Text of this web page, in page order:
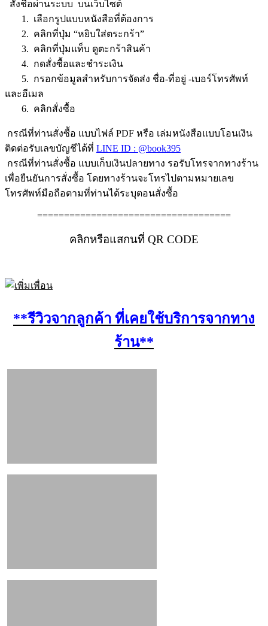
สั่งชื้อผ่านระบบ บนเว็บไซต์
1. เลือกรูปแบบหนังสือที่ต้องการ
2. คลิกที่ปุ่ม “หยิบใส่ตระกร้า”
3. คลิกที่ปุ่มแท็บ ดูตะกร้าสินค้า
4. กดสั่งซื้อและชำระเงิน
5. กรอกข้อมูลสำหรับการจัดส่ง ชื่อ-ที่อยู่ -เบอร์โทรศัพท์
และอีเมล
6. คลิกสั่งซื้อ
กรณีที่ท่านสั่งซื้อ แบบไฟล์ PDF หรือ เล่มหนังสือแบบโอนเงิน
ติดต่อรับเลขบัญชีได้ที่ LINE ID : @book395
กรณีที่ท่านสั่งซื้อ แบบเก็บเงินปลายทาง รอรับโทรจากทางร้าน
เพื่อยืนยันการสั่งซื้อ โดยทางร้านจะโทรไปตามหมายเลข
โทรศัพท์มือถือตามที่ท่านได้ระบุตอนสั่งซื้อ
====================================
คลิกหรือแสกนที่ QR CODE
**รีวิวจากลูกค้า ที่เคยใช้บริการจากทาง
ร้าน**